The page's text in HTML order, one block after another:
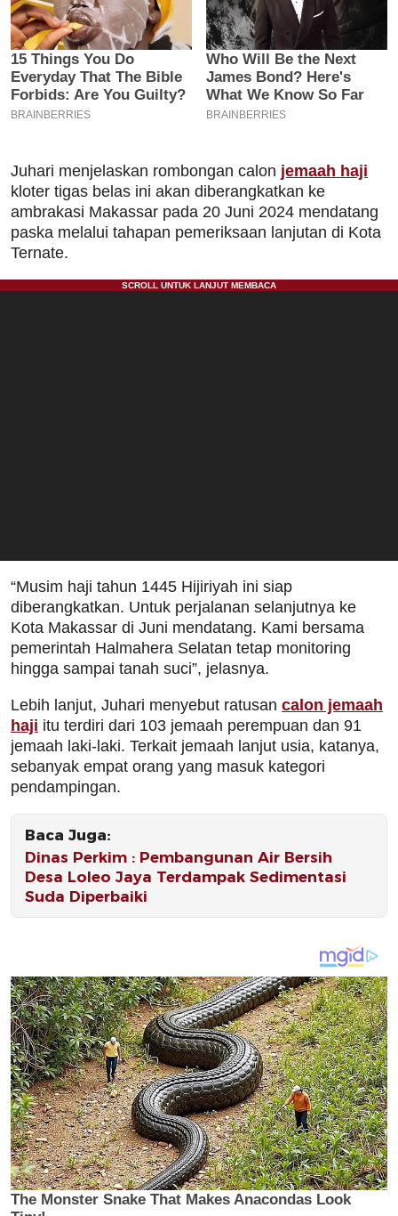
Juhari menjelaskan rombongan calon jemaah haji
kloter tigas belas ini akan diberangkatkan ke
ambrakasi Makassar pada 20 Juni 2024 mendatang
paska melalui tahapan pemeriksaan lanjutan di Kota
Ternate.
“Musim haji tahun 1445 Hijiriyah ini siap
diberangkatkan. Untuk perjalanan selanjutnya ke
Kota Makassar di Juni mendatang. Kami bersama
pemerintah Halmahera Selatan tetap monitoring
hingga sampai tanah suci”, jelasnya.
Lebih lanjut, Juhari menyebut ratusan calon jemaah
haji itu terdiri dari 103 jemaah perempuan dan 91
jemaah laki-laki. Terkait jemaah lanjut usia, katanya,
sebanyak empat orang yang masuk kategori
pendampingan.
Baca Juga:
Dinas Perkim : Pembangunan Air Bersih
Desa Loleo Jaya Terdampak Sedimentasi
Suda Diperbaiki